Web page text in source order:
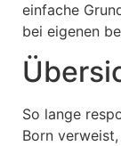
einfache
bei eigenen
So lange
Born